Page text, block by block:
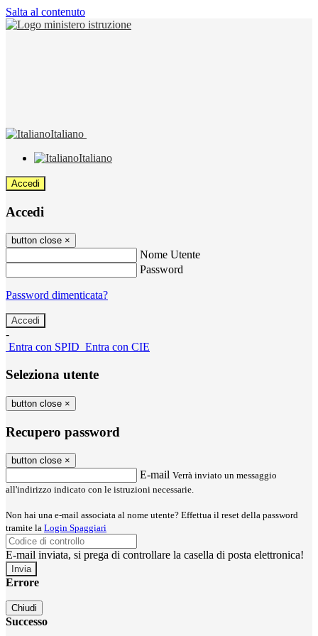
Salta al contenuto
Italiano
Italiano
Accedi
Accedi
button close ×
Nome Utente
Password
Password dimenticata?
-
Entra con SPID Entra con CIE
Seleziona utente
button close ×
Recupero password
button close ×
E-mail Verrà inviato un messaggio
all'indirizzo indicato con le istruzioni necessarie.
Non hai una e-mail associata al nome utente? Effettua il reset della password
tramite la Login Spaggiari
E-mail inviata, si prega di controllare la casella di posta elettronica!
Errore
Chiudi
Successo